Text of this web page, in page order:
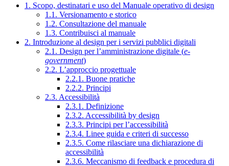
1. Scopo, destinatari e uso del Manuale operativo di design
1.1. Versionamento e storico
1.2. Consultazione del manuale
1.3. Contribuisci al manuale
2. Introduzione al design per i servizi pubblici digitali
2.1. Design per l’amministrazione digitale (e-
government)
2.2. L’approccio progettuale
2.2.1. Buone pratiche
2.2.2. Principi
2.3. Accessibilità
2.3.1. Definizione
2.3.2. Accessibilità by design
2.3.3. Principi per l’accessibilità
2.3.4. Linee guida e criteri di successo
2.3.5. Come rilasciare una dichiarazione di
accessibilità
2.3.6. Meccanismo di feedback e procedura di